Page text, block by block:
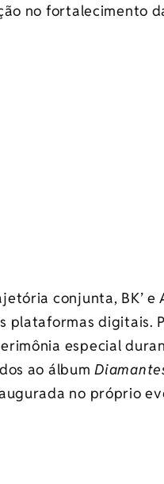
no fortalecimento
conjunta, BK’ e
digitais.
especial
ao álbum
no próprio